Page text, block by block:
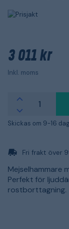
3 011 kr
Inkl. moms
Skickas om 9-16
Fri frakt över
Mejselhammare
Perfekt för
rostborttagning.